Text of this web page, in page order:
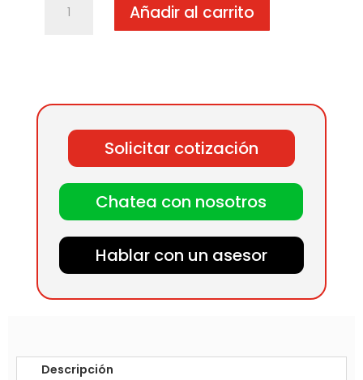
central
tanque
cantidad
Añadir al carrito
Solicitar cotización
Chatea con nosotros
Hablar con un asesor
Descripción